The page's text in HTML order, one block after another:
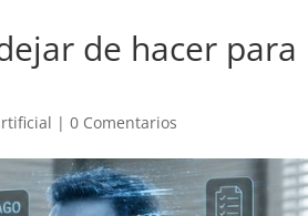
de hacer para
|0 Comentarios